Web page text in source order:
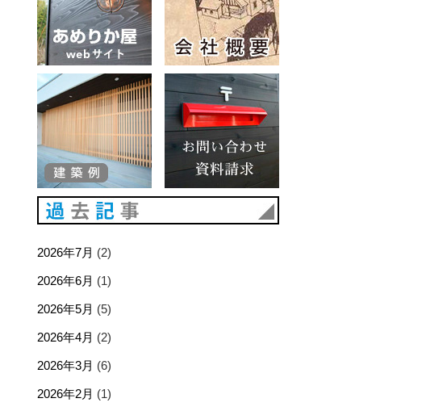
2026年7月 (2)
2026年6月 (1)
2026年5月 (5)
2026年4月 (2)
2026年3月 (6)
2026年2月 (1)